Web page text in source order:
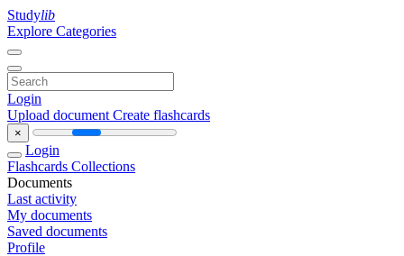
Studylib
Explore Categories
Login
Upload document Create flashcards
×
Login
Flashcards Collections
Documents
Last activity
My documents
Saved documents
Profile